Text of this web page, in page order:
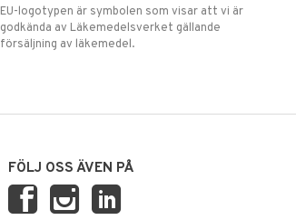
EU-logotypen är symbolen som visar att vi är
godkända av Läkemedelsverket gällande
försäljning av läkemedel.
FÖLJ OSS ÄVEN PÅ